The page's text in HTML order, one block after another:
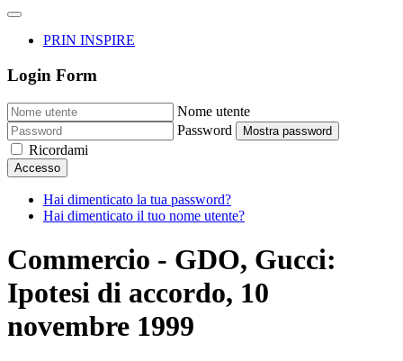
PRIN INSPIRE
Login Form
Nome utente
Password
Mostra password
Ricordami
Accesso
Hai dimenticato la tua password?
Hai dimenticato il tuo nome utente?
Commercio - GDO, Gucci:
Ipotesi di accordo, 10
novembre 1999